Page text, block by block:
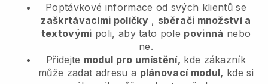
Poptávkové informace od svých klientů se
zaškrtávacími políčky , sběrači množství a
textovými poli, aby tato pole povinná nebo
ne.
Přidejte modul pro umístění, kde zákazník
může zadat adresu a plánovací modul, kde si